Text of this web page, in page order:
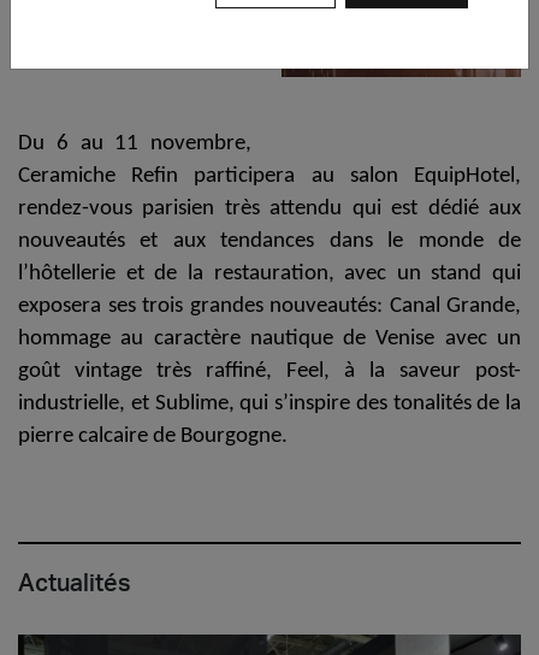
Du 6 au 11 novembre,
Ceramiche Refin participera au salon EquipHotel,
rendez-vous parisien très attendu qui est dédié aux
nouveautés et aux tendances dans le monde de
l’hôtellerie et de la restauration, avec un stand qui
exposera ses trois grandes nouveautés: Canal Grande,
hommage au caractère nautique de Venise avec un
goût vintage très raffiné, Feel, à la saveur post-
industrielle, et Sublime, qui s’inspire des tonalités de la
pierre calcaire de Bourgogne.
Actualités